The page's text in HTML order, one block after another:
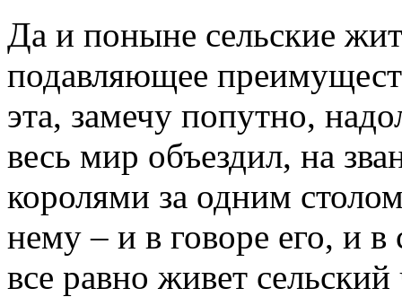
Да и поныне сельские
подавляющее
эта, замечу попутно,
весь мир объездил, на
королями за одним
нему – и в говоре его, и в
все равно живет сельский